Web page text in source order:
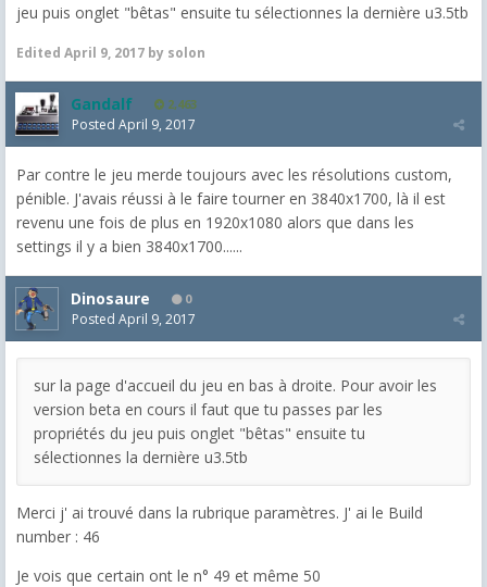
jeu puis onglet "bêtas" ensuite tu sélectionnes la dernière u3.5tb
Edited April 9, 2017 by solon
Gandalf 2,463
Posted April 9, 2017
Par contre le jeu merde toujours avec les résolutions custom,
pénible. J'avais réussi à le faire tourner en 3840x1700, là il est
revenu une fois de plus en 1920x1080 alors que dans les
settings il y a bien 3840x1700......
Dinosaure 0
Posted April 9, 2017
sur la page d'accueil du jeu en bas à droite. Pour avoir les
version beta en cours il faut que tu passes par les
propriétés du jeu puis onglet "bêtas" ensuite tu
sélectionnes la dernière u3.5tb
Merci j' ai trouvé dans la rubrique paramètres. J' ai le Build
number : 46
Je vois que certain ont le n° 49 et même 50